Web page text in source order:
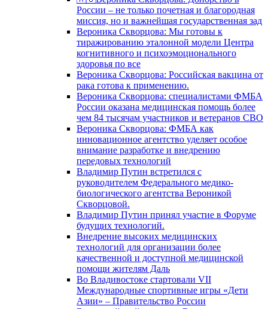
России – не только почетная и благородная
миссия, но и важнейшая государственная зад
Вероника Скворцова: Мы готовы к
тиражированию эталонной модели Центра
когнитивного и психоэмоционального
здоровья по все
Вероника Скворцова: Российская вакцина от
рака готова к применению.
Вероника Скворцова: специалистами ФМБА
России оказана медицинская помощь более
чем 84 тысячам участников и ветеранов СВО
Вероника Скворцова: ФМБА как
инновационное агентство уделяет особое
внимание разработке и внедрению
передовых технологий
Владимир Путин встретился с
руководителем Федерального медико-
биологического агентства Вероникой
Скворцовой.
Владимир Путин принял участие в Форуме
будущих технологий.
Внедрение высоких медицинских
технологий для организации более
качественной и доступной медицинской
помощи жителям Даль
Во Владивостоке стартовали VII
Международные спортивные игры «Дети
Азии» – Правительство России